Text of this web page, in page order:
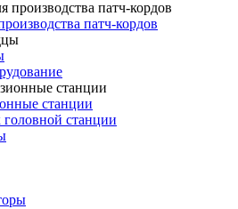
патч-кордов
станции
станции